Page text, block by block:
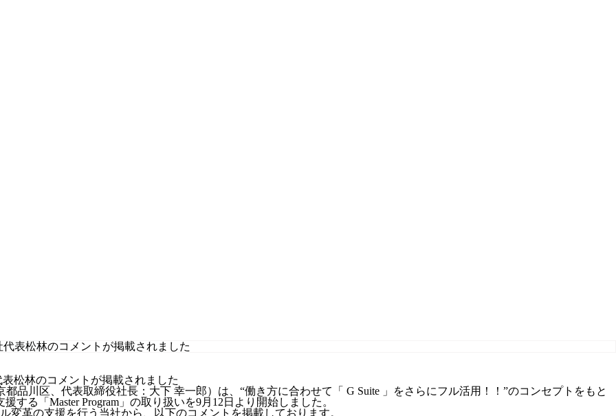
松林のコメントが掲載されました
都品川区、代表取締役社長：大下 幸一郎）は、“働き方に合わせて「 G Suite 」をさらにフル活用！！”のコンセプトをもと
する「Master Program」の取り扱いを9月12日より開始しました。
変革の支援を行う当社から、以下のコメントを掲載しております。